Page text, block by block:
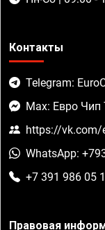
Контакты
Telegram:
Max: Евро Чип
https://vk.com/
WhatsApp:
+7 391 986 05
Правовая